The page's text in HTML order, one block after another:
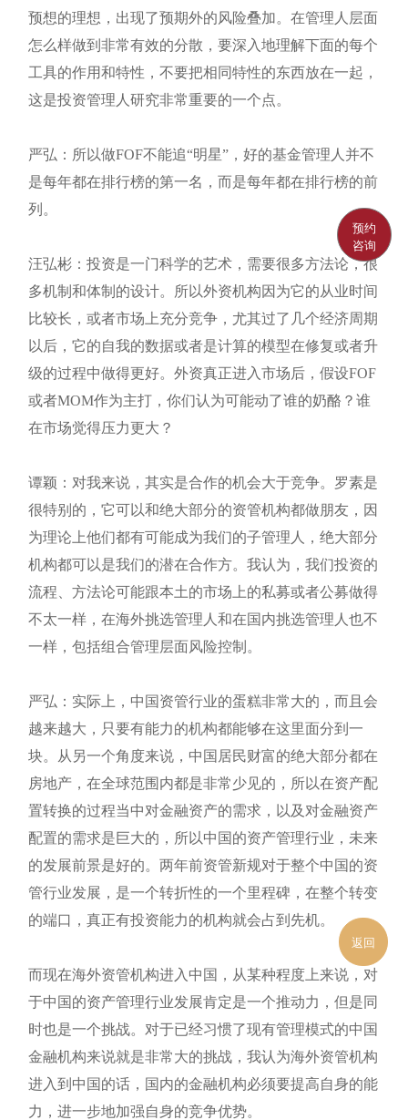
预想的理想，出现了预期外的风险叠加。在管理人层面
怎么样做到非常有效的分散，要深入地理解下面的每个
工具的作用和特性，不要把相同特性的东西放在一起，
这是投资管理人研究非常重要的一个点。
严弘：所以做FOF不能追“明星”，好的基金管理人并不
是每年都在排行榜的第一名，而是每年都在排行榜的前
列。
汪弘彬：投资是一门科学的艺术，需要很多方法论，很
多机制和体制的设计。所以外资机构因为它的从业时间
比较长，或者市场上充分竞争，尤其过了几个经济周期
以后，它的自我的数据或者是计算的模型在修复或者升
级的过程中做得更好。外资真正进入市场后，假设FOF
或者MOM作为主打，你们认为可能动了谁的奶酪？谁
在市场觉得压力更大？
谭颖：对我来说，其实是合作的机会大于竞争。罗素是
很特别的，它可以和绝大部分的资管机构都做朋友，因
为理论上他们都有可能成为我们的子管理人，绝大部分
机构都可以是我们的潜在合作方。我认为，我们投资的
流程、方法论可能跟本土的市场上的私募或者公募做得
不太一样，在海外挑选管理人和在国内挑选管理人也不
一样，包括组合管理层面风险控制。
严弘：实际上，中国资管行业的蛋糕非常大的，而且会
越来越大，只要有能力的机构都能够在这里面分到一
块。从另一个角度来说，中国居民财富的绝大部分都在
房地产，在全球范围内都是非常少见的，所以在资产配
置转换的过程当中对金融资产的需求，以及对金融资产
配置的需求是巨大的，所以中国的资产管理行业，未来
的发展前景是好的。两年前资管新规对于整个中国的资
管行业发展，是一个转折性的一个里程碑，在整个转变
的端口，真正有投资能力的机构就会占到先机。
而现在海外资管机构进入中国，从某种程度上来说，对
于中国的资产管理行业发展肯定是一个推动力，但是同
时也是一个挑战。对于已经习惯了现有管理模式的中国
金融机构来说就是非常大的挑战，我认为海外资管机构
进入到中国的话，国内的金融机构必须要提高自身的能
力，进一步地加强自身的竞争优势。
预约
咨询
返回